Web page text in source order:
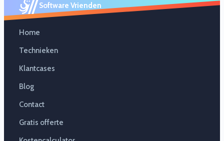
Software Vrienden
Home
Technieken
Klantcases
Blog
Contact
Gratis offerte